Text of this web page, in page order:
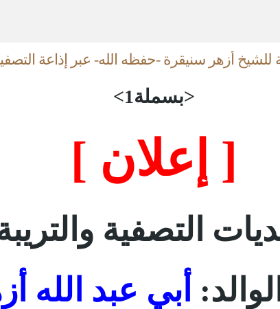
أزهر سنيقرة -حفظه الله- عبر إذاعة
<بسملة1>
[ إعلان ]
التصفية والتريبة
أبي عبد الله